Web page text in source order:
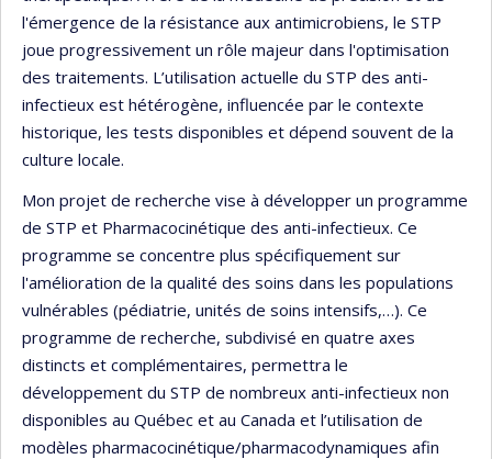
l'émergence de la résistance aux antimicrobiens, le STP
joue progressivement un rôle majeur dans l'optimisation
des traitements. L’utilisation actuelle du STP des anti-
infectieux est hétérogène, influencée par le contexte
historique, les tests disponibles et dépend souvent de la
culture locale.
Mon projet de recherche vise à développer un programme
de STP et Pharmacocinétique des anti-infectieux. Ce
programme se concentre plus spécifiquement sur
l'amélioration de la qualité des soins dans les populations
vulnérables (pédiatrie, unités de soins intensifs,…). Ce
programme de recherche, subdivisé en quatre axes
distincts et complémentaires, permettra le
développement du STP de nombreux anti-infectieux non
disponibles au Québec et au Canada et l’utilisation de
modèles pharmacocinétique/pharmacodynamiques afin